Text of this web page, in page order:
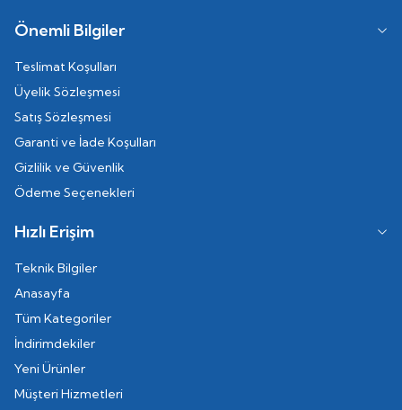
Önemli Bilgiler
Teslimat Koşulları
Üyelik Sözleşmesi
Satış Sözleşmesi
Garanti ve İade Koşulları
Gizlilik ve Güvenlik
Ödeme Seçenekleri
Hızlı Erişim
Teknik Bilgiler
Anasayfa
Tüm Kategoriler
İndirimdekiler
Yeni Ürünler
Müşteri Hizmetleri